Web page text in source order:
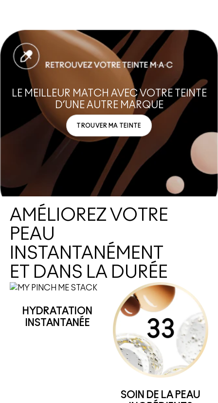
AMÉLIOREZ VOTRE
PEAU
INSTANTANÉMENT
ET DANS LA DURÉE
HYDRATATION
INSTANTANÉE
SOIN DE LA PEAU